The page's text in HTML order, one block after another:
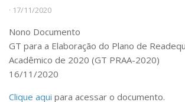
Divisões e Seções
Comissões Internas
Pessoas
Localização
Serviços
· 17/11/2020
Nono Documento
GT para a Elaboração do Plano de
Acadêmico de 2020 (GT PRAA-2020)
16/11/2020
Clique aqui para acessar o documento.